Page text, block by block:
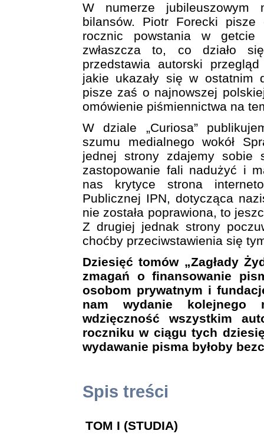
W numerze jubileuszowym
bilansów. Piotr Forecki pisze
rocznic powstania w getcie
zwłaszcza to, co działo
przedstawia autorski
jakie ukazały się w ostatnim
pisze zaś o najnowszej
omówienie piśmiennictwa na
W dziale „Curiosa”
szumu medialnego wokół
jednej strony zdajemy
zastopowanie fali nadużyć i
nas krytyce strona
Publicznej IPN, dotycząca
nie została poprawiona, to
Z drugiej jednak strony
choćby przeciwstawienia się
Dziesięć tomów „Zagłady
zmagań o finansowanie
osobom prywatnym i
nam wydanie kolejnego
wdzięczność wszystkim
roczniku w ciągu tych
wydawanie pisma byłoby
Spis treści
TOM I (STUDIA)